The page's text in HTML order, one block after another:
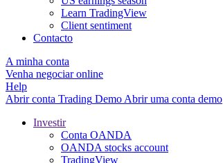
Learn TradingView
Client sentiment
Contacto
A minha conta
Venha negociar online
Help
Abrir conta Trading Demo Abrir uma conta demo
Investir
Conta OANDA
OANDA stocks account
TradingView